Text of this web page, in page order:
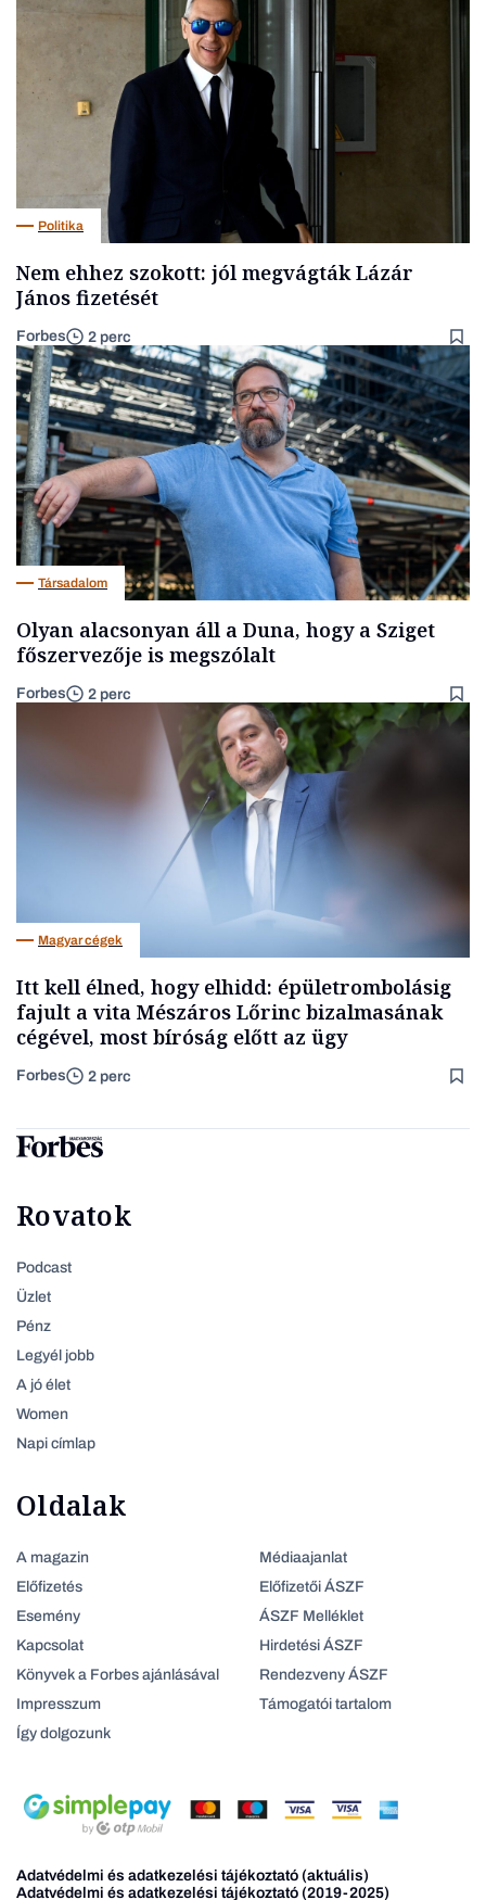
Politika
Nem ehhez szokott: jól megvágták Lázár
János fizetését
Forbes 2 perc
Társadalom
Olyan alacsonyan áll a Duna, hogy a Sziget
főszervezője is megszólalt
Forbes 2 perc
Magyar cégek
Itt kell élned, hogy elhidd: épületrombolásig
fajult a vita Mészáros Lőrinc bizalmasának
cégével, most bíróság előtt az ügy
Forbes 2 perc
Rovatok
Podcast
Üzlet
Pénz
Legyél jobb
A jó élet
Women
Napi címlap
Oldalak
A magazin
Előfizetés
Esemény
Kapcsolat
Könyvek a Forbes ajánlásával
Impresszum
Így dolgozunk
Médiaajanlat
Előfizetői ÁSZF
ÁSZF Melléklet
Hirdetési ÁSZF
Rendezveny ÁSZF
Támogatói tartalom
Adatvédelmi és adatkezelési tájékoztató (aktuális)
Adatvédelmi és adatkezelési tájékoztató (2019-2025)